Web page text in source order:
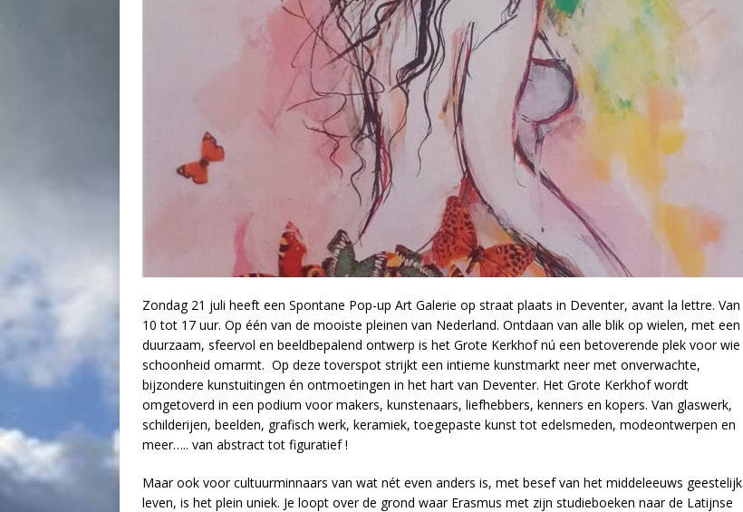
Zondag 21 juli heeft een Spontane Pop-up Art Galerie op straat plaats in Deventer, avant la lettre. Van
10 tot 17 uur. Op één van de mooiste pleinen van Nederland. Ontdaan van alle blik op wielen, met een
duurzaam, sfeervol en beeldbepalend ontwerp is het Grote Kerkhof nú een betoverende plek voor wie
schoonheid omarmt. Op deze toverspot strijkt een intieme kunstmarkt neer met onverwachte,
bijzondere kunstuitingen én ontmoetingen in het hart van Deventer. Het Grote Kerkhof wordt
omgetoverd in een podium voor makers, kunstenaars, liefhebbers, kenners en kopers. Van glaswerk,
schilderijen, beelden, grafisch werk, keramiek, toegepaste kunst tot edelsmeden, modeontwerpen en
meer….. van abstract tot figuratief !
Maar ook voor cultuurminnaars van wat nét even anders is, met besef van het middeleeuws geestelijk
leven, is het plein uniek. Je loopt over de grond waar Erasmus met zijn studieboeken naar de Latijnse